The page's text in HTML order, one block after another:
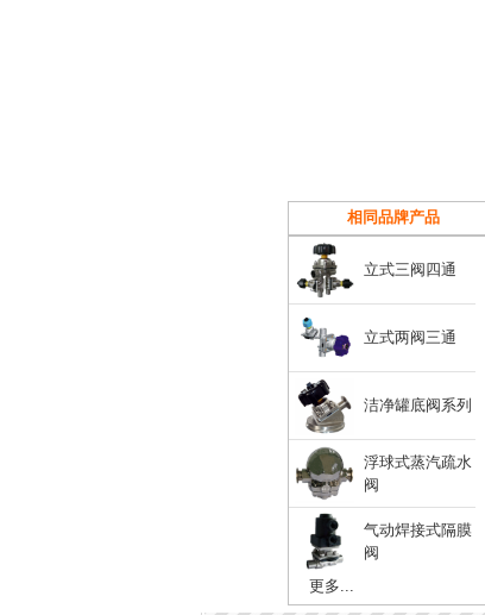
相同品牌产品
立式三阀四通
立式两阀三通
洁净罐底阀系列
浮球式蒸汽疏水
阀
气动焊接式隔膜
阀
更多...